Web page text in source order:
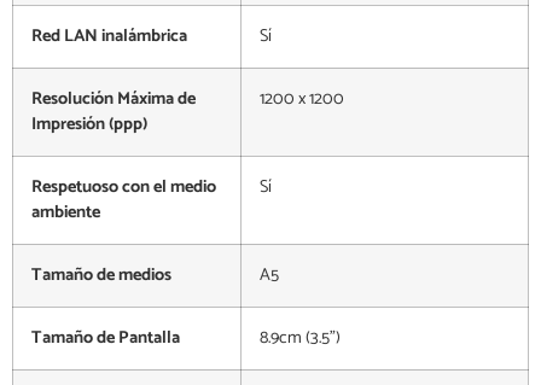
Red LAN inalámbrica Sí
Resolución Máxima de
Impresión (ppp)
1200 x 1200
Respetuoso con el medio
ambiente
Sí
Tamaño de medios A5
Tamaño de Pantalla 8.9cm (3.5")